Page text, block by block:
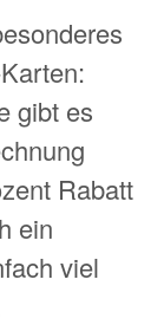
gibt es
Rabatt
ein
viel